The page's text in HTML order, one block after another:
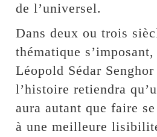
de l’universel.
Dans deux ou trois
thématique
Léopold Sédar
l’histoire retiendra
aura autant que faire
à une meilleure